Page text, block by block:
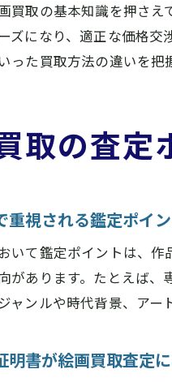
買取の基本知識を押さ
ズになり、適正な価格
った買取方法の違いを把
取の査定
重視される鑑定ポイ
いて鑑定ポイントは、
があります。たとえば
ャンルや時代背景、アー
明書が絵画買取査定